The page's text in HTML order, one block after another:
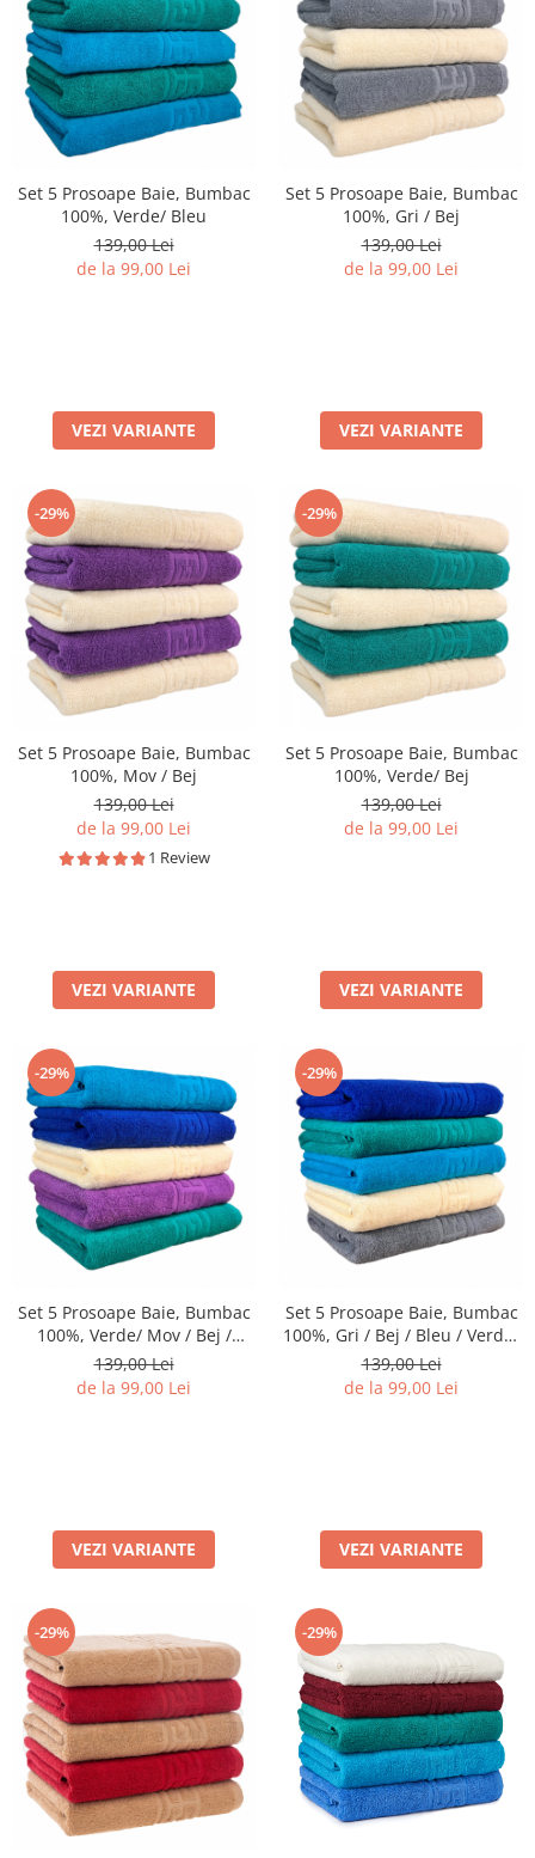
Set 5 Prosoape Baie, Bumbac
100%, Verde/ Bleu
139,00 Lei
de la 99,00 Lei
VEZI VARIANTE
Set 5 Prosoape Baie, Bumbac
100%, Gri / Bej
139,00 Lei
de la 99,00 Lei
VEZI VARIANTE
-29%
Set 5 Prosoape Baie, Bumbac
100%, Mov / Bej
139,00 Lei
de la 99,00 Lei
1 Review
VEZI VARIANTE
-29%
Set 5 Prosoape Baie, Bumbac
100%, Verde/ Bej
139,00 Lei
de la 99,00 Lei
VEZI VARIANTE
-29%
Set 5 Prosoape Baie, Bumbac
100%, Verde/ Mov / Bej /
Albastru / Bleu
139,00 Lei
de la 99,00 Lei
VEZI VARIANTE
-29%
Set 5 Prosoape Baie, Bumbac
100%, Gri / Bej / Bleu / Verde/
Albastru
139,00 Lei
de la 99,00 Lei
VEZI VARIANTE
-29% -29%